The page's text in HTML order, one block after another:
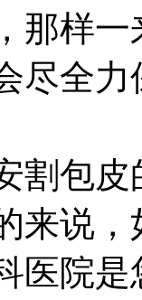
那样
尽全
包皮的
说，如
医院